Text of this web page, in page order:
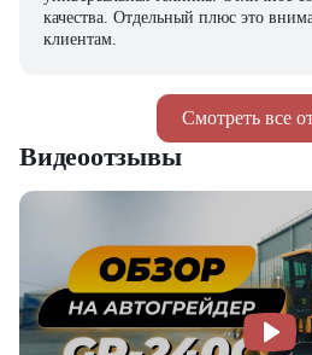
Смотреть все
качества. Отдельный плюс это
клиентам.
Видеоотзывы